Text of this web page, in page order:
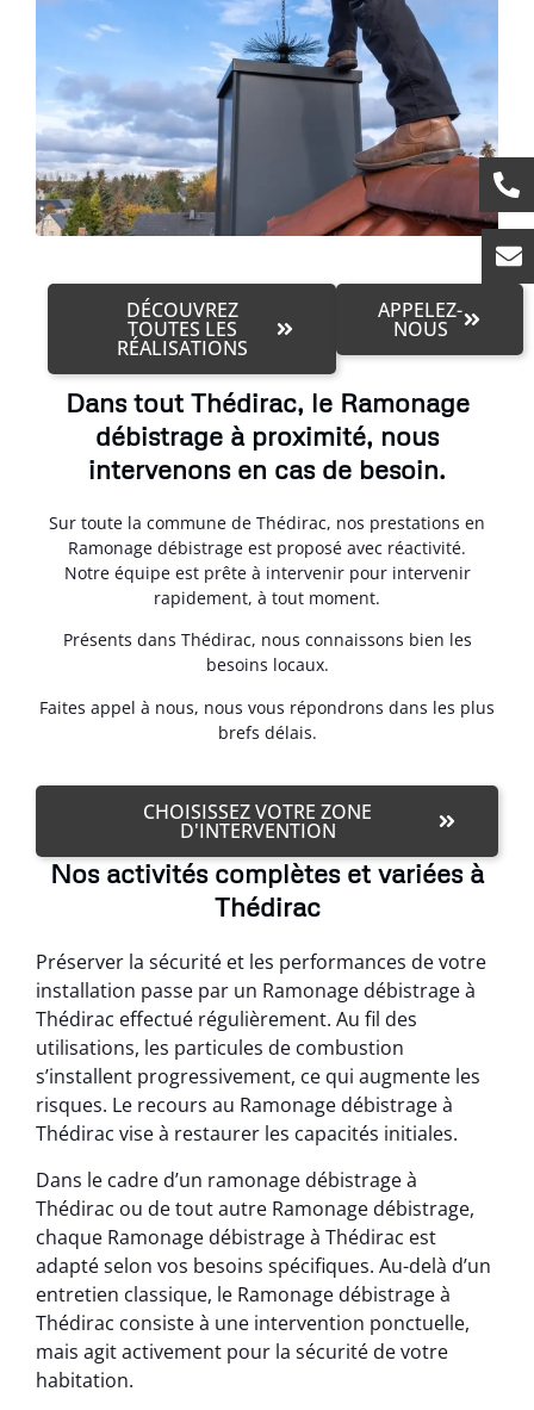
DÉCOUVREZ
TOUTES LES
RÉALISATIONS
APPELEZ-
NOUS
Dans tout Thédirac, le Ramonage
débistrage à proximité, nous
intervenons en cas de besoin.
Sur toute la commune de Thédirac, nos prestations en
Ramonage débistrage est proposé avec réactivité.
Notre équipe est prête à intervenir pour intervenir
rapidement, à tout moment.
Présents dans Thédirac, nous connaissons bien les
besoins locaux.
Faites appel à nous, nous vous répondrons dans les plus
brefs délais.
CHOISISSEZ VOTRE ZONE
D'INTERVENTION
Nos activités complètes et variées à
Thédirac
Préserver la sécurité et les performances de votre
installation passe par un Ramonage débistrage à
Thédirac effectué régulièrement. Au fil des
utilisations, les particules de combustion
s’installent progressivement, ce qui augmente les
risques. Le recours au Ramonage débistrage à
Thédirac vise à restaurer les capacités initiales.
Dans le cadre d’un ramonage débistrage à
Thédirac ou de tout autre Ramonage débistrage,
chaque Ramonage débistrage à Thédirac est
adapté selon vos besoins spécifiques. Au-delà d’un
entretien classique, le Ramonage débistrage à
Thédirac consiste à une intervention ponctuelle,
mais agit activement pour la sécurité de votre
habitation.